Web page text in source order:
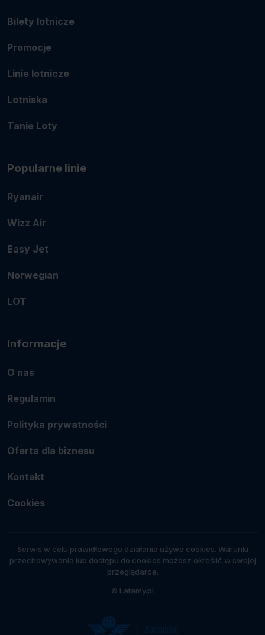
Bilety lotnicze
Promocje
Linie lotnicze
Lotniska
Tanie Loty
Popularne linie
Ryanair
Wizz Air
Easy Jet
Norwegian
LOT
Informacje
O nas
Regulamin
Polityka prywatności
Oferta dla biznesu
Kontakt
Cookies
Serwis w celu prawidłowego działania używa cookies. Warunki
przechowywania lub dostępu do cookies możesz określić w swojej
przeglądarce.
© Latamy.pl